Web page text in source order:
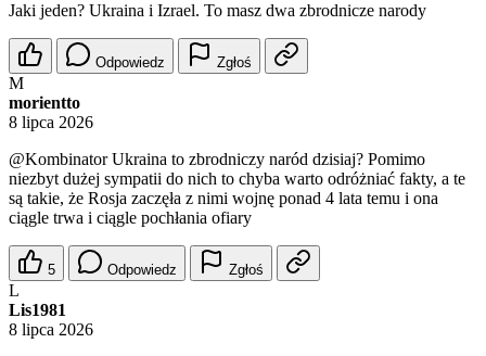
Jaki jeden? Ukraina i Izrael. To masz dwa zbrodnicze narody
Odpowiedz Zgłoś
M
morientto
8 lipca 2026
@KombinatorUkraina to zbrodniczy naród dzisiaj? Pomimo
niezbyt dużej sympatii do nich to chyba warto odróżniać fakty, a te
są takie, że Rosja zaczęła z nimi wojnę ponad 4 lata temu i ona
ciągle trwa i ciągle pochłania ofiary
5 Odpowiedz Zgłoś
L
Lis1981
8 lipca 2026